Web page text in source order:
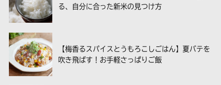
る、自分に合った新米の見つけ方
【梅香るスパイスとうもろこしごはん】夏バテを
吹き飛ばす！お手軽さっぱりご飯